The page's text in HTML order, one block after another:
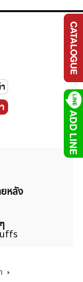
ยหลัง